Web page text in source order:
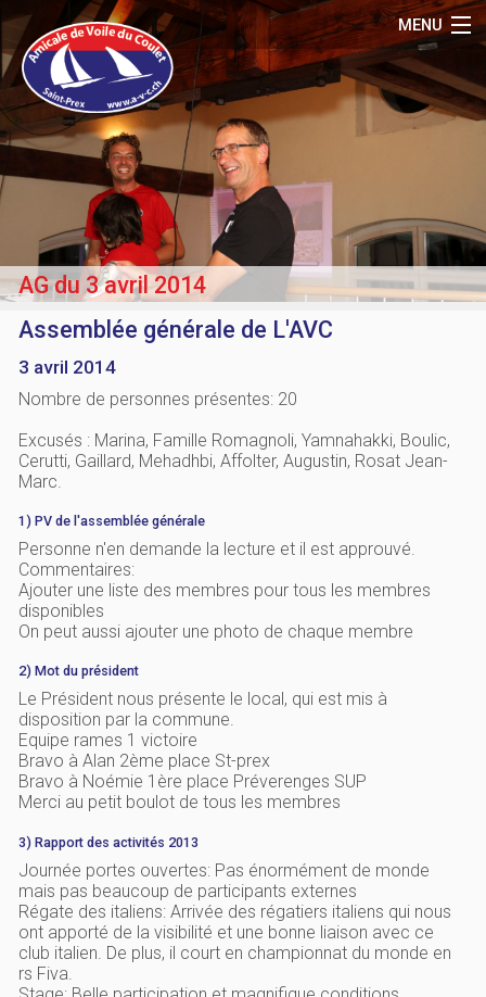
MENU
Accueil
Le Club
Activités
Média
Référence
Contact
AG du 3 avril 2014
Assemblée générale de L'AVC
3 avril 2014
Nombre de personnes présentes: 20
Excusés : Marina, Famille Romagnoli, Yamnahakki, Boulic,
Cerutti, Gaillard, Mehadhbi, Affolter, Augustin, Rosat Jean-
Marc.
1) PV de l'assemblée générale
Personne n'en demande la lecture et il est approuvé.
Commentaires:
Ajouter une liste des membres pour tous les membres
disponibles
On peut aussi ajouter une photo de chaque membre
2) Mot du président
Le Président nous présente le local, qui est mis à
disposition par la commune.
Equipe rames 1 victoire
Bravo à Alan 2ème place St-prex
Bravo à Noémie 1ère place Préverenges SUP
Merci au petit boulot de tous les membres
3) Rapport des activités 2013
Journée portes ouvertes: Pas énormément de monde
mais pas beaucoup de participants externes
Régate des italiens: Arrivée des régatiers italiens qui nous
ont apporté de la visibilité et une bonne liaison avec ce
club italien. De plus, il court en championnat du monde en
rs Fiva.